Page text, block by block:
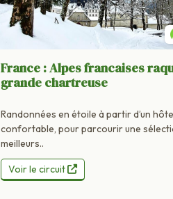
France : Alpes francaises
grande chartreuse
Randonnées en étoile à partir d’un
confortable, pour parcourir une
meilleurs..
Voir le circuit